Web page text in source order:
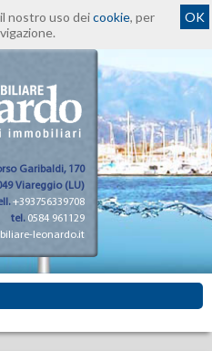
nostro uso deicookie, per
OK
Garibaldi, 170
Viareggio (LU)
+393756339708
tel. 0584 961129
leonardo.it